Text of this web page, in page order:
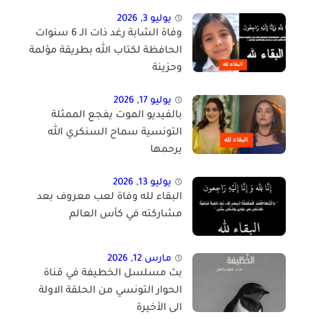
يوليو 3, 2026
وفاة الشابة رغد ذات الـ 6 سنوات
الحافظة لكتاب الله بطريقة مؤلمة
وحزينة
يوليو 17, 2026
بالفيديو الموت يفجع الممثلة
التونسية سماح السنكري الله
يرحمها
يوليو 13, 2026
البقاء لله وفاة لعب معروف بعد
مشاركته في كأس العالم
مارس 12, 2026
بث مسلسل الخطيفة في قناة
الحوار التونسي من الحلقة الاولة
الى الأخيرة